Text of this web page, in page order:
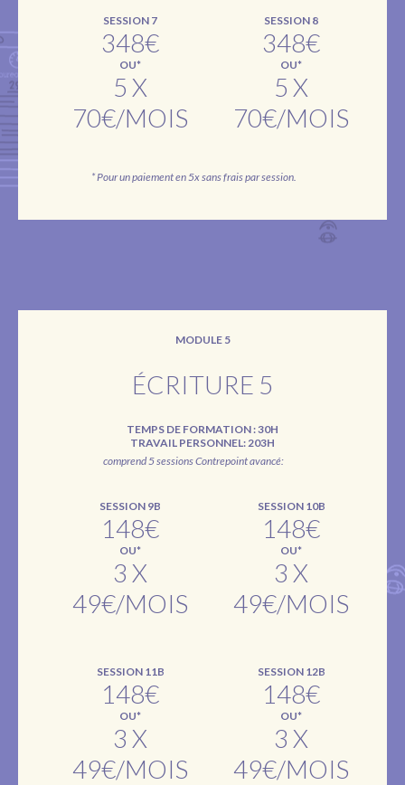
SESSION 7
348€
OU*
5 X
70€/MOIS
SESSION 8
348€
OU*
5 X
70€/MOIS
* Pour un paiement en 5x sans frais par session.
MODULE 5
ÉCRITURE 5
TEMPS DE FORMATION : 30H
TRAVAIL PERSONNEL: 203H
comprend 5 sessions Contrepoint avancé:
SESSION 9B
148€
OU*
3 X
49€/MOIS
SESSION 10B
148€
OU*
3 X
49€/MOIS
SESSION 11B
148€
OU*
3 X
49€/MOIS
SESSION 12B
148€
OU*
3 X
49€/MOIS